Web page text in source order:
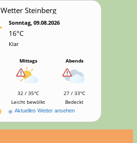
Wet­ter Steinberg
Sonntag, 09.08.2026
16°C
Klar
Mittags
32 / 35°C
Leicht bewölkt
Abends
27 / 33°C
Bedeckt
Aktuelles Wetter ansehen